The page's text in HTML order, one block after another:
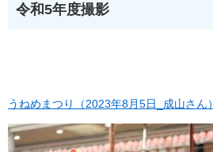
令和5年度撮影
うねめまつり（2023年8月5日_成山さん）